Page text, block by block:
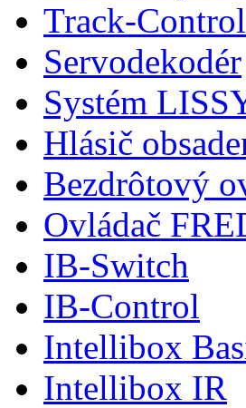
Track-
Servodekodér
Systém
Hlásič
Bezdrôtový
Ovládač
IB-Switch
IB-Control
Intellibox
Intellibox IR